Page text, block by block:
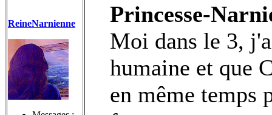
ReineNarnienne
Princesse-
Moi dans le 3,
humaine et que
en même temps